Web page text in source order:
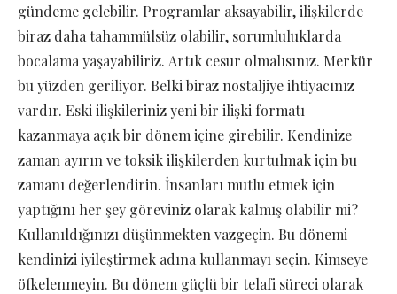
gündeme gelebilir. Programlar aksayabilir, ilişkilerde
biraz daha tahammülsüz olabilir, sorumluluklarda
bocalama yaşayabiliriz. Artık cesur olmalısınız. Merkür
bu yüzden geriliyor. Belki biraz nostaljiye ihtiyacınız
vardır. Eski ilişkileriniz yeni bir ilişki formatı
kazanmaya açık bir dönem içine girebilir. Kendinize
zaman ayırın ve toksik ilişkilerden kurtulmak için bu
zamanı değerlendirin. İnsanları mutlu etmek için
yaptığını her şey göreviniz olarak kalmış olabilir mi?
Kullanıldığınızı düşünmekten vazgeçin. Bu dönemi
kendinizi iyileştirmek adına kullanmayı seçin. Kimseye
öfkelenmeyin. Bu dönem güçlü bir telafi süreci olarak